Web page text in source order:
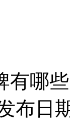
有哪些
布日